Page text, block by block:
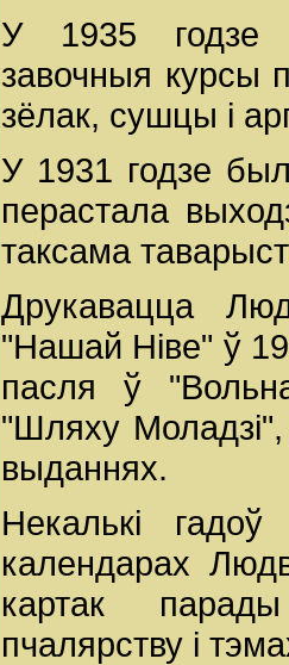
У 1935 годзе
завочныя курсы
зёлак, сушцы і
У 1931 годзе
перастала
таксама
Друкавацца
"Нашай Ніве" ў
пасля ў
"Шляху Моладзі",
выданнях.
Некалькі
календарах
картак
пчалярству і